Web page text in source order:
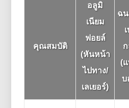
คุณสมบัติ
อลูมิ
เนียม
ฟอยล์
(หันหน้า
ไปทาง/
เลเยอร์)
ฉ
(
บ